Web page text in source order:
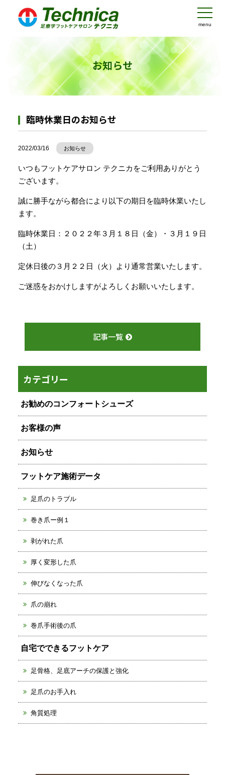
menu
お知らせ
臨時休業日のお知らせ
2022/03/16 お知らせ
いつもフットケアサロン テクニカをご利用ありがとう
ございます。
誠に勝手ながら都合により以下の期日を臨時休業いたし
ます。
臨時休業日：２０２２年３月１８日（金）・３月１９日
（土）
定休日後の３月２２日（火）より通常営業いたします。
ご迷惑をおかけしますがよろしくお願いいたします。
記事一覧
カテゴリー
お勧めのコンフォートシューズ
お客様の声
お知らせ
フットケア施術データ
足爪のトラブル
巻き爪ー例１
剥がれた爪
厚く変形した爪
伸びなくなった爪
爪の崩れ
巻爪手術後の爪
自宅でできるフットケア
足骨格、足底アーチの保護と強化
足爪のお手入れ
角質処理